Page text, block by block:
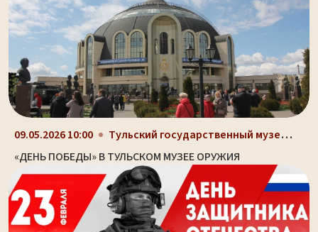
09.05.2026 10:00 Тульский государственный музей оружия, здание-шлем...
«ДЕНЬ ПОБЕДЫ» В ТУЛЬСКОМ МУЗЕЕ ОРУЖИЯ